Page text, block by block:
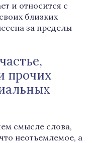
и относится с
близких
за пределы
прочих
смысле слова,
неотъемлемое, а